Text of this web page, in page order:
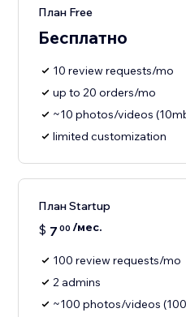
План Free
Бесплатно
10 review requests/mo
up to 20 orders/mo
~10 photos/videos
limited customization
План Startup
$ 7 00 /мес.
100 review requests/mo
2 admins
~100 photos/videos